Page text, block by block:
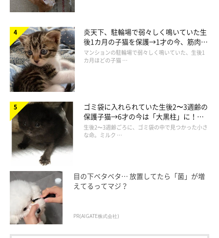
炎天下、駐輪場で弱々しく鳴いていた生
後1カ月の子猫を保護→1才の今、筋肉質
でツンデレなコに成長
マンションの駐輪場で弱々しく鳴いていた、生後1
カ月ほどの子猫 …
ゴミ袋に入れられていた生後2〜3週齢の
保護子猫→6才の今は「大黒柱」に！
美しい黒猫に成長した姿にグッとくる
生後2〜3週齢ごろに、ゴミ袋の中で見つかった小さ
な命。ミルク …
目の下ベタベタ… 放置してたら「菌」が増
えてるってマジ？
PR(AIGATE株式会社)